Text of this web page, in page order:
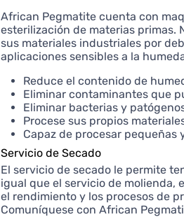
African Pegmatite cuenta con
esterilización de materias primas.
sus materiales industriales por
aplicaciones sensibles a la
Reduce el contenido de
Eliminar contaminantes que
Eliminar bacterias y
Procese sus propios
Capaz de procesar
Servicio de Secado
El servicio de secado le permite
igual que el servicio de molienda,
el rendimiento y los procesos de
Comuníquese con African